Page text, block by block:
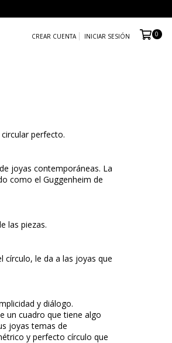
CREAR CUENTA INICIAR SESIÓN 0
perfecto.
joyas contemporáneas. La
como el Guggenheim de
las piezas.
círculo, le da a las joyas que
y diálogo.
un cuadro que tiene algo
joyas temas de
y perfecto círculo que